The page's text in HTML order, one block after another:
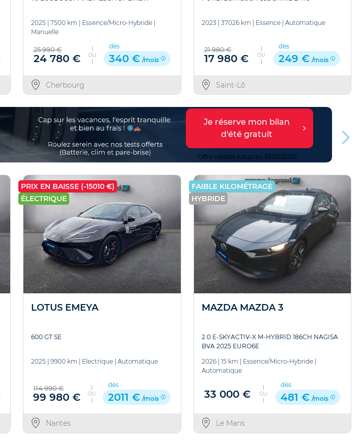
2025 7500 km Essence/Micro-Hybride
Manuelle
25 990 €
24 780 € OU
dès
340 € /mois
Cherbourg
2023 37026 km Essence| Automatique
21 980 €
17 980 € OU
dès
249 € /mois
Saint-Lô
Je réserve mon bilan
d'été gratuit
Offre valable jusqu'au 31/08/2026
PRIX EN BAISSE (-15010 €)
ÉLECTRIQUE
LOTUS EMEYA
600 GT SE
2025 9900 km Electrique Automatique
114 990 €
99 980 € OU
dès
2011 € /mois
Nantes
FAIBLE KILOMÉTRAGE
HYBRIDE
MAZDA MAZDA 3
2.0 E-SKYACTIV-X M-HYBRID 186CH NAGISA
BVA 2025 EURO6E
2026| 15 km Essence/Micro-Hybride|
Automatique
33 000 € OU
dès
481 € /mois
Le Mans